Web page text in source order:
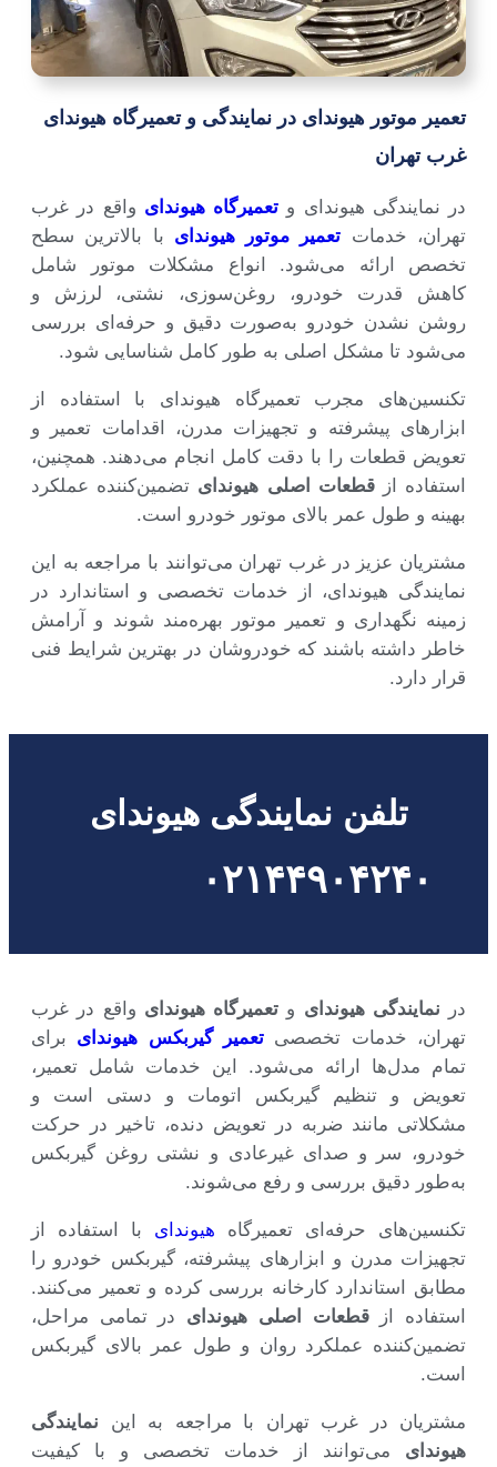
تعمیر موتور هیوندای در نمایندگی و تعمیرگاه هیوندای
غرب تهران
در نمایندگی هیوندای و تعمیرگاه هیوندای واقع در غرب
تهران، خدمات تعمیر موتور هیوندای با بالاترین سطح
تخصص ارائه می‌شود. انواع مشکلات موتور شامل
کاهش قدرت خودرو، روغن‌سوزی، نشتی، لرزش و
روشن نشدن خودرو به‌صورت دقیق و حرفه‌ای بررسی
می‌شود تا مشکل اصلی به طور کامل شناسایی شود.
تکنسین‌های مجرب تعمیرگاه هیوندای با استفاده از
ابزارهای پیشرفته و تجهیزات مدرن، اقدامات تعمیر و
تعویض قطعات را با دقت کامل انجام می‌دهند. همچنین،
استفاده ازقطعات اصلی هیوندای تضمین‌کننده عملکرد
بهینه و طول عمر بالای موتور خودرو است.
مشتریان عزیز در غرب تهران می‌توانند با مراجعه به این
نمایندگی هیوندای، از خدمات تخصصی و استاندارد در
زمینه نگهداری و تعمیر موتور بهره‌مند شوند و آرامش
خاطر داشته باشند که خودروشان در بهترین شرایط فنی
قرار دارد.
تلفن نمایندگی هیوندای
۰۲۱۴۴۹۰۴۲۴۰
در نمایندگی هیوندای و تعمیرگاه هیوندای واقع در غرب
تهران، خدمات تخصصی تعمیر گیربکس هیوندای برای
تمام مدل‌ها ارائه می‌شود. این خدمات شامل تعمیر،
تعویض و تنظیم گیربکس اتومات و دستی است و
مشکلاتی مانند ضربه در تعویض دنده، تاخیر در حرکت
خودرو، سر و صدای غیرعادی و نشتی روغن گیربکس
به‌طور دقیق بررسی و رفع می‌شوند.
تکنسین‌های حرفه‌ای تعمیرگاه هیوندای با استفاده از
تجهیزات مدرن و ابزارهای پیشرفته، گیربکس خودرو را
مطابق استاندارد کارخانه بررسی کرده و تعمیر می‌کنند.
استفاده ازقطعات اصلی هیوندای در تمامی مراحل،
تضمین‌کننده عملکرد روان و طول عمر بالای گیربکس
است.
مشتریان در غرب تهران با مراجعه به این نمایندگی
هیوندای می‌توانند از خدمات تخصصی و با کیفیت